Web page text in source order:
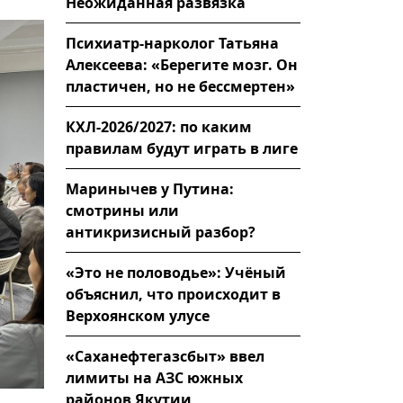
Психиатр-нарколог Татьяна
Алексеева: «Берегите мозг. Он
пластичен, но не бессмертен»
КХЛ-2026/2027: по каким
правилам будут играть в лиге
Маринычев у Путина:
смотрины или
антикризисный разбор?
«Это не половодье»: Учёный
объяснил, что происходит в
Верхоянском улусе
«Саханефтегазсбыт» ввел
лимиты на АЗС южных
районов Якутии